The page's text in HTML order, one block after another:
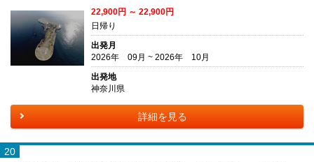
22,900円 ～ 22,900円
日帰り
出発月
2026年 09月 ~ 2026年 10月
出発地
神奈川県
詳細を見る
20